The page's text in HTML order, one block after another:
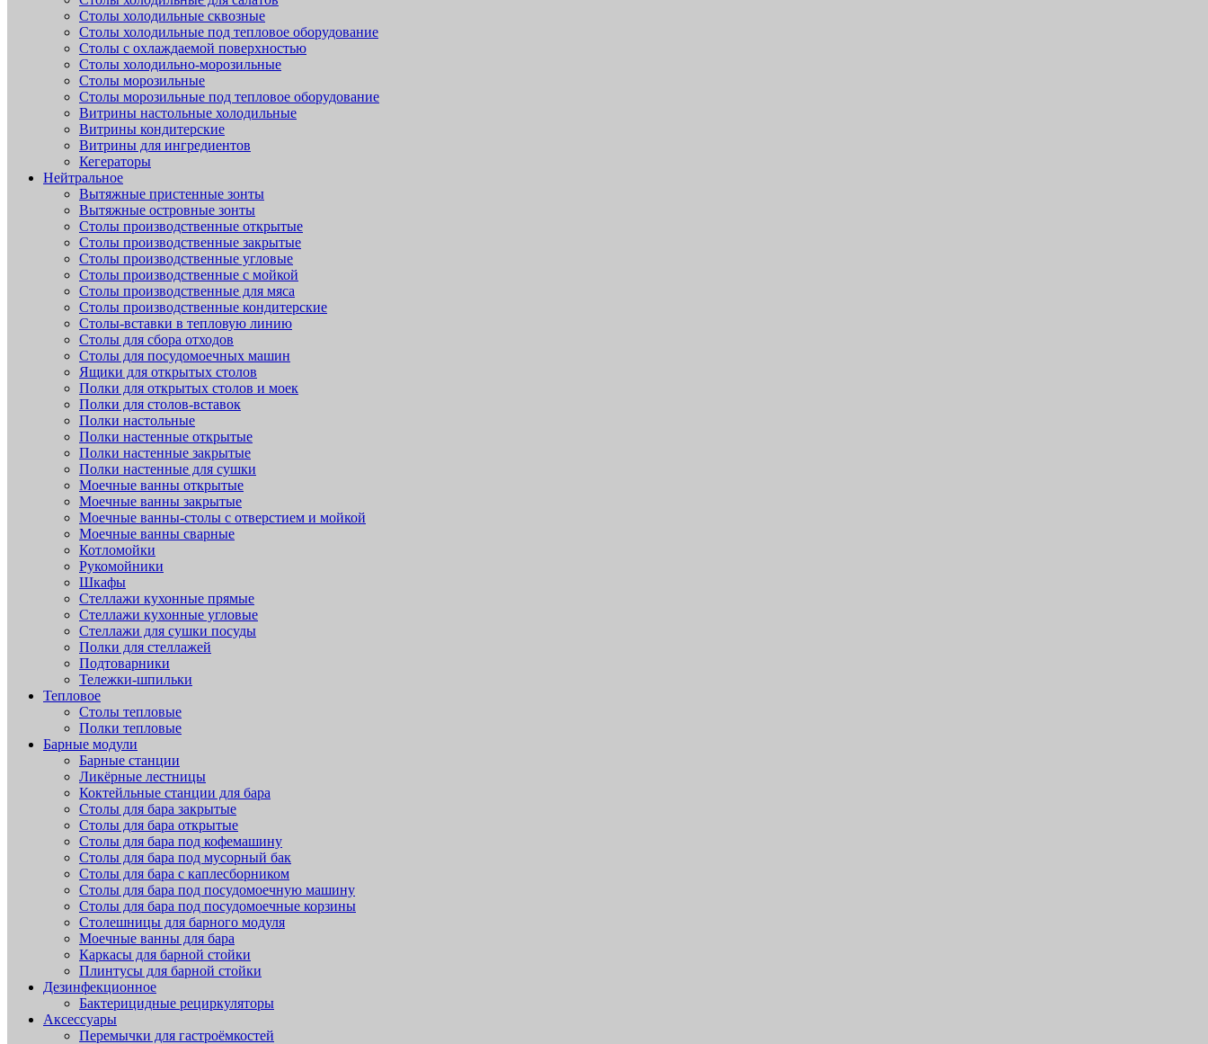
Столы холодильные сквозные
Столы холодильные под тепловое оборудование
Столы с охлаждаемой поверхностью
Столы холодильно-морозильные
Столы морозильные
Столы морозильные под тепловое оборудование
Витрины настольные холодильные
Витрины кондитерские
Витрины для ингредиентов
Кегераторы
Нейтральное
Вытяжные пристенные зонты
Вытяжные островные зонты
Столы производственные открытые
Столы производственные закрытые
Столы производственные угловые
Столы производственные с мойкой
Столы производственные для мяса
Столы производственные кондитерские
Столы-вставки в тепловую линию
Столы для сбора отходов
Столы для посудомоечных машин
Ящики для открытых столов
Полки для открытых столов и моек
Полки для столов-вставок
Полки настольные
Полки настенные открытые
Полки настенные закрытые
Полки настенные для сушки
Моечные ванны открытые
Моечные ванны закрытые
Моечные ванны-столы с отверстием и мойкой
Моечные ванны сварные
Котломойки
Рукомойники
Шкафы
Стеллажи кухонные прямые
Стеллажи кухонные угловые
Стеллажи для сушки посуды
Полки для стеллажей
Подтоварники
Тележки-шпильки
Тепловое
Столы тепловые
Полки тепловые
Барные модули
Барные станции
Ликёрные лестницы
Коктейльные станции для бара
Столы для бара закрытые
Столы для бара открытые
Столы для бара под кофемашину
Столы для бара под мусорный бак
Столы для бара с каплесборником
Столы для бара под посудомоечную машину
Столы для бара под посудомоечные корзины
Столешницы для барного модуля
Моечные ванны для бара
Каркасы для барной стойки
Плинтусы для барной стойки
Дезинфекционное
Бактерицидные рециркуляторы
Аксессуары
Перемычки для гастроёмкостей